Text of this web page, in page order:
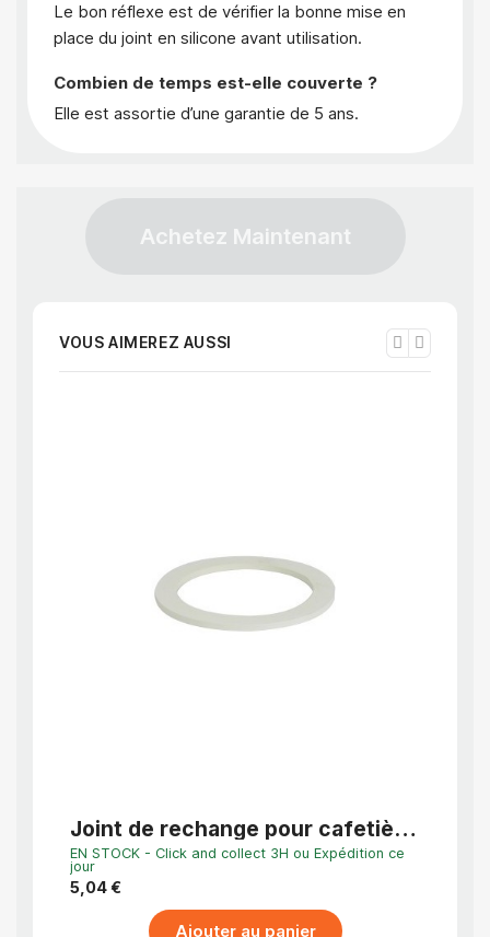
Le bon réflexe est de vérifier la bonne mise en
place du joint en silicone avant utilisation.
Combien de temps est-elle couverte ?
Elle est assortie d’une garantie de 5 ans.
Achetez Maintenant
VOUS AIMEREZ AUSSI
Joint de rechange pour cafetière
italienne TORINO, MILANO,
PALERMO, ADRIA
EN STOCK - Click and collect 3H ou Expédition ce
jour
5,04 €
Ajouter au panier